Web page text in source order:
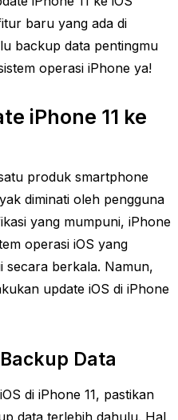
baru yang ada di
backup data pentingmu
operasi iPhone ya!
iPhone 11 ke
produk smartphone
diminati oleh pengguna
yang mumpuni, iPhone
operasi iOS yang
secara berkala. Namun,
update iOS di iPhone
Data
di iPhone 11, pastikan
data terlebih dahulu. Hal